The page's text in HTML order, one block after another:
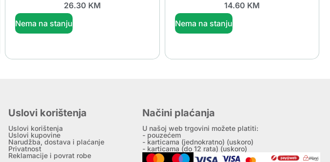
26.30 KM
Nema na stanju
14.60 KM
Nema na stanju
Uslovi korištenja
Uslovi korištenja
Uslovi kupovine
Narudžba, dostava i plaćanje
Privatnost
Reklamacije i povrat robe
Načini plaćanja
U našoj web trgovini možete platiti:
- pouzećem
- karticama (jednokratno) (uskoro)
- karticama (do 12 rata) (uskoro)